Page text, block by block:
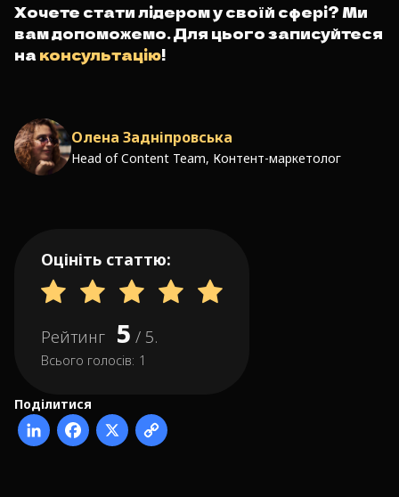
Хочете стати лідером у своїй сфері? Ми
вам допоможемо. Для цього записуйтеся
на консультацію!
Олена Задніпровська
Head of Content Team, Контент-маркетолог
Оцініть статтю:
Рейтинг 5 / 5.
Всього голосів: 1
Поділитися